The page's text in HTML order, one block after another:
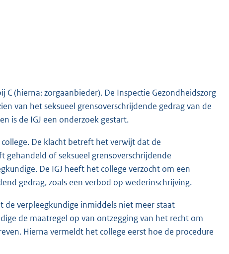
(hierna: zorgaanbieder). De Inspectie Gezondheidszorg
van het seksueel grensoverschrijdende gedrag van de
is de IGJ een onderzoek gestart.
De klacht betreft het verwijt dat de
gehandeld of seksueel grensoverschrijdende
De IGJ heeft het college verzocht om een
gedrag, zoals een verbod op wederinschrijving.
verpleegkundige inmiddels niet meer staat
de maatregel op van ontzegging van het recht om
Hierna vermeldt het college eerst hoe de procedure